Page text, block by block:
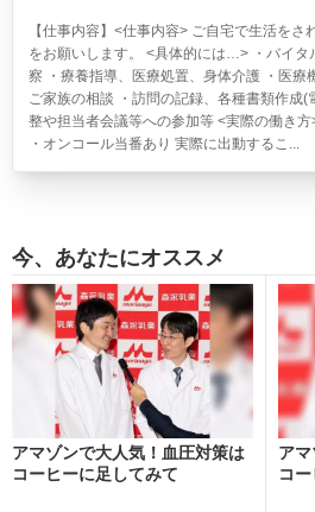
【仕事内容】<仕事内容> ご自宅で生活を
をお願いします。 <具体的には…> ・バイタ
察 ・療養指導、医療処置、身体介護 ・医療
ご家族の相談 ・訪問の記録、各種書類作成(
整や担当者会議等への参加等 <実際の働き
・オンコール当番あり 実際に出動するこ...
今、あなたにオススメ
アマゾンで大人気！血圧対策は
コーヒーに足してみて
ア
コ